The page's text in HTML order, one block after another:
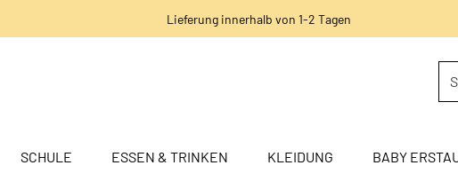
Lieferung innerhalb von 1-2 Tagen
SCHULE ESSEN & TRINKEN KLEIDUNG BABY